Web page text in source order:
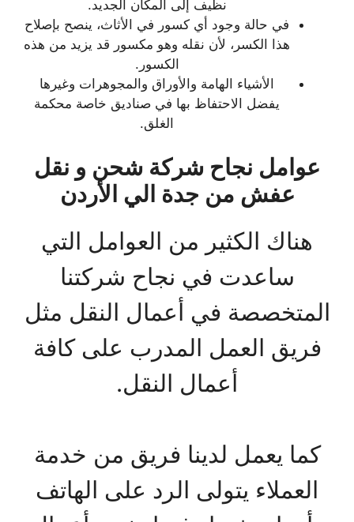
نظيف إلى المكان الجديد.
في حالة وجود أي كسور في الأثاث، ينصح بإصلاح
هذا الكسر، لأن نقله وهو مكسور قد يزيد من هذه
الكسور.
الأشياء الهامة والأوراق والمجوهرات وغيرها
يفضل الاحتفاظ بها في صناديق خاصة محكمة
الغلق.
عوامل نجاح شركة شحن و نقل
عفش من جدة الي الأردن
هناك الكثير من العوامل التي
ساعدت في نجاح شركتنا
المتخصصة في أعمال النقل مثل
فريق العمل المدرب على كافة
أعمال النقل.
كما يعمل لدينا فريق من خدمة
العملاء يتولى الرد على الهاتف